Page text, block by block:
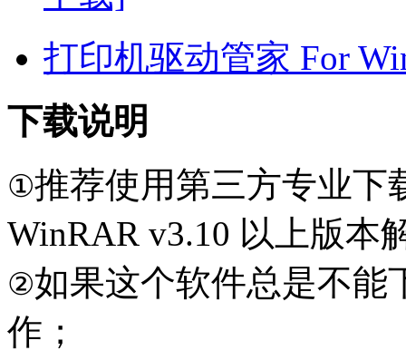
打印机驱动管家 For
下载说明
①推荐使用第三方专业下
WinRAR v3.10 以上版本
②如果这个软件总是不能
作；